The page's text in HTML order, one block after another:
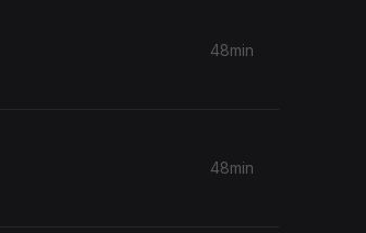
48min
48min